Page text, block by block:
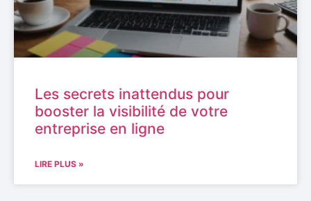
Les secrets inattendus pour
booster la visibilité de votre
entreprise en ligne
LIRE PLUS »